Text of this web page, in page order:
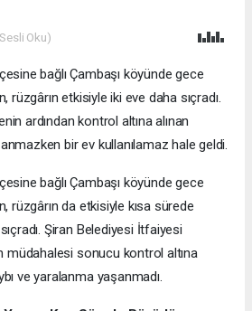
Oku)
bağlı Çambaşı köyünde gece
rüzgârın etkisiyle iki eve daha sıçradı.
ardından kontrol altına alınan
bir ev kullanılamaz hale geldi.
bağlı Çambaşı köyünde gece
rüzgârın da etkisiyle kısa sürede
Şiran Belediyesi İtfaiyesi
müdahalesi sonucu kontrol altına
ve yaralanma yaşanmadı.